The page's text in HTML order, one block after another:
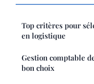
Top critères pour
en logistique
Gestion comptable
bon choix